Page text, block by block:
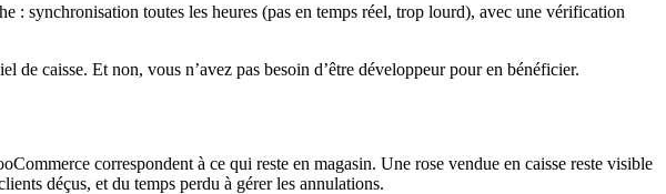
synchronisation toutes les heures (pas en temps réel, trop lourd), avec une vérification
caisse. Et non, vous n’avez pas besoin d’être développeur pour en bénéficier.
correspondent à ce qui reste en magasin. Une rose vendue en caisse reste visible
déçus, et du temps perdu à gérer les annulations.